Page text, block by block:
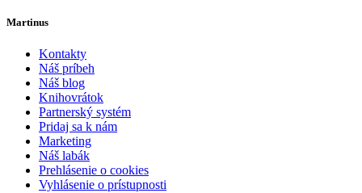
Martinus
Kontakty
Náš príbeh
Náš blog
Knihovrátok
Partnerský systém
Pridaj sa k nám
Marketing
Náš labák
Prehlásenie o cookies
Vyhlásenie o prístupnosti